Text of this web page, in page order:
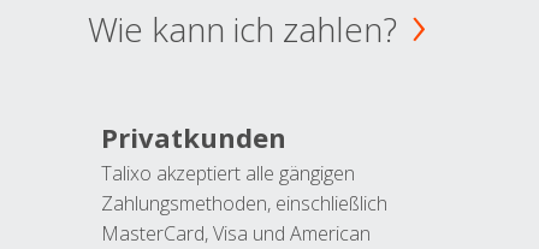
Wie kann ich zahlen?
Privatkunden
Talixo akzeptiert alle gängigen
Zahlungsmethoden, einschließlich
MasterCard, Visa und American